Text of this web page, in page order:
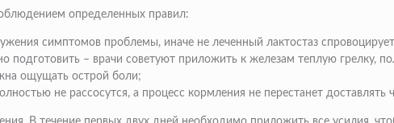
определенных правил:
симптомов проблемы, иначе не леченный лактостаз
подготовить – врачи советуют приложить к железам теплую грелку,
ощущать острой боли;
не рассосутся, а процесс кормления не перестанет доставлять